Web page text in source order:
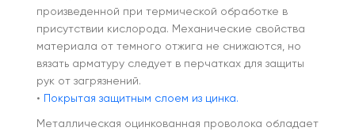
произведенной при термической обработке в
присутствии кислорода. Механические свойства
материала от темного отжига не снижаются, но
вязать арматуру следует в перчатках для защиты
рук от загрязнений.
•
Покрытая защитным слоем из цинка.
Металлическая оцинкованная проволока обладает